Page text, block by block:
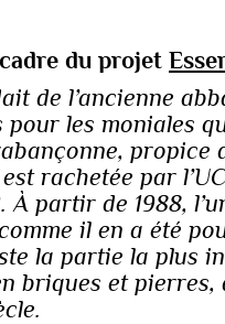
du projet
de l’ancienne
les moniales
propice
rachetée par
À partir de 1988,
il en a été
la partie la plus
briques et